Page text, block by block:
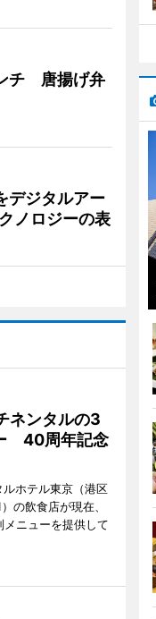
チ 唐揚げ弁
デジタルアー
ノロジーの表
ネンタルの3
40周年記念
ホテル東京（港区
の飲食店が現在、
ニューを提供して